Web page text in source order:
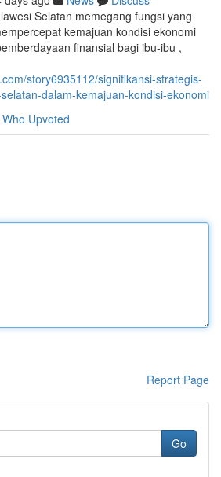
Selatan memegang fungsi yang
kemajuan kondisi ekonomi
finansial bagi ibu-ibu ,
story6935112/signifikansi-strategis-
dalam-kemajuan-kondisi-ekonomi
Who Upvoted
Report Page
Go